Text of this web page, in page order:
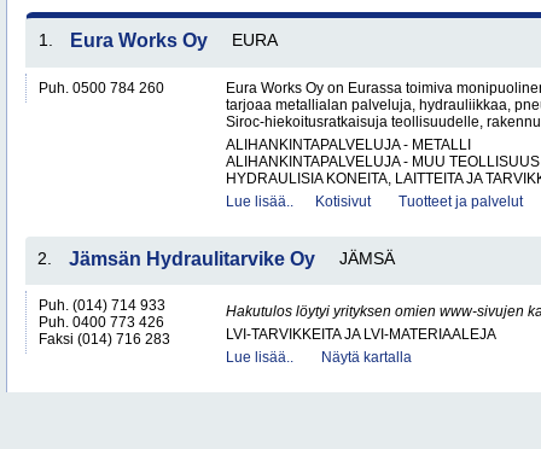
1. Eura Works Oy EURA
Puh. 0500 784 260
Eura Works Oy on Eurassa toimiva
tarjoaa metallialan palveluja, hydrauliikkaa,
Siroc-hiekoitusratkaisuja teollisuudelle,
ALIHANKINTAPALVELUJA - METALLI
ALIHANKINTAPALVELUJA - MUU TEOLLISUUS
HYDRAULISIA KONEITA, LAITTEITA JA
Lue lisää..
Kotisivut Tuotteet ja palvelut
2. Jämsän Hydraulitarvike Oy JÄMSÄ
Puh. (014) 714 933
Puh. 0400 773 426
Faksi (014) 716 283
Hakutulos löytyi yrityksen omien www-sivujen
LVI-TARVIKKEITA JA LVI-MATERIAALEJA
Lue lisää..
Näytä kartalla